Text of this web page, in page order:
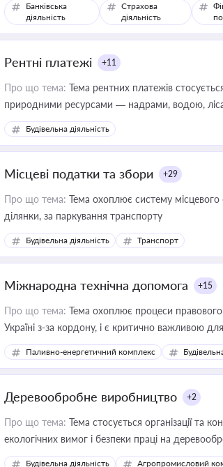
Банківська
діяльність
Страхова
діяльність
Рентні платежі +11
Про що тема: Тема рентних платежів
природними ресурсами — надрами, водою,
Будівельна діяльність
Місцеві податки та збори +29
Про що тема: Тема охоплює систему місцевого
ділянки, за паркування транспорту
Будівельна діяльність Транспорт
Міжнародна технічна допомога +15
Про що тема: Тема охоплює процеси
Україні з-за кордону, і є критично важливою
інфраструктурних проєктів
Паливно-енергетичний комплекс
Деревообробне виробництво +2
Про що тема: Тема стосується організації та
екологічних вимог і безпеки праці на
Будівельна діяльність Агропромисловий